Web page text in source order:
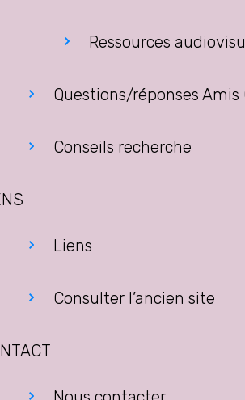
Ressources
Questions/réponses Amis
Conseils recherche
Liens
Consulter l’ancien site